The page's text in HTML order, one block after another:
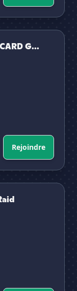
- TCG POCKET
G...
Rejoindre